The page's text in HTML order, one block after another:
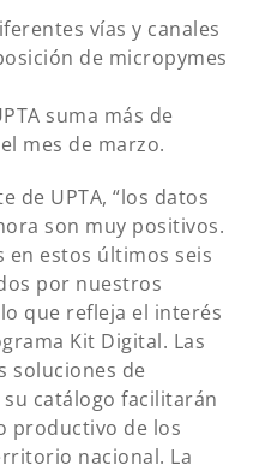
vías y canales
de micropymes
suma más de
mes de marzo.
de UPTA, “los datos
son muy positivos.
en estos últimos seis
por nuestros
que refleja el interés
Kit Digital. Las
soluciones de
catálogo facilitarán
productivo de los
nacional. La